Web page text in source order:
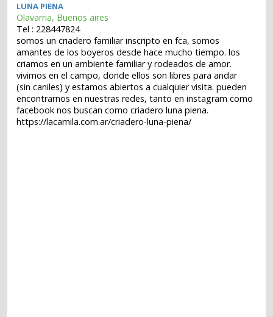
LUNA PIENA
Olavarria, Buenos aires
Tel : 228447824
somos un criadero familiar inscripto en fca, somos
amantes de los boyeros desde hace mucho tiempo. los
criamos en un ambiente familiar y rodeados de amor.
vivimos en el campo, donde ellos son libres para andar
(sin caniles) y estamos abiertos a cualquier visita. pueden
encontrarnos en nuestras redes, tanto en instagram como
facebook nos buscan como criadero luna piena.
https://lacamila.com.ar/criadero-luna-piena/